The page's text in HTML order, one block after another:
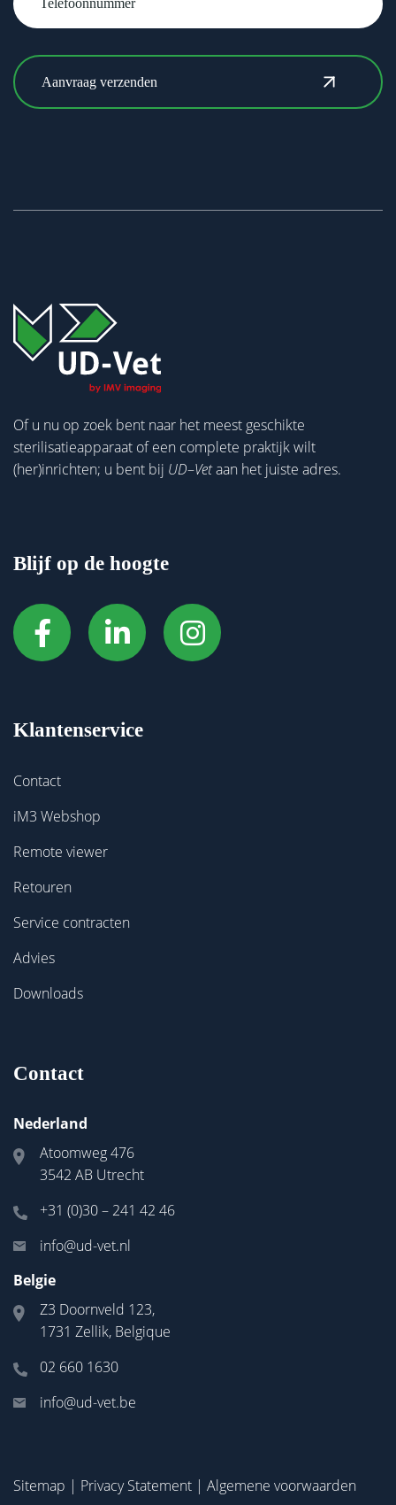
Of u nu op zoek bent naar het meest geschikte
sterilisatieapparaat of een complete praktijk wilt
(her)inrichten; u bent bij UD–Vetaan het juiste adres.
Blijf op de hoogte
Klantenservice
Contact
iM3 Webshop
Remote viewer
Retouren
Service contracten
Advies
Downloads
Contact
Nederland
Atoomweg 476
3542 AB Utrecht
+31 (0)30 – 241 42 46
info@ud-vet.nl
Belgie
Z3 Doornveld 123,
1731 Zellik, Belgique
02 660 1630
info@ud-vet.be
Sitemap | Privacy Statement | Algemene voorwaarden